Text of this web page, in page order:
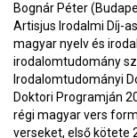
Bognár Péter
Artisjus Irodalmi Díj-
magyar nyelv és
irodalomtudomány
Irodalomtudományi
Doktori Programján
régi magyar vers
verseket, első kötete